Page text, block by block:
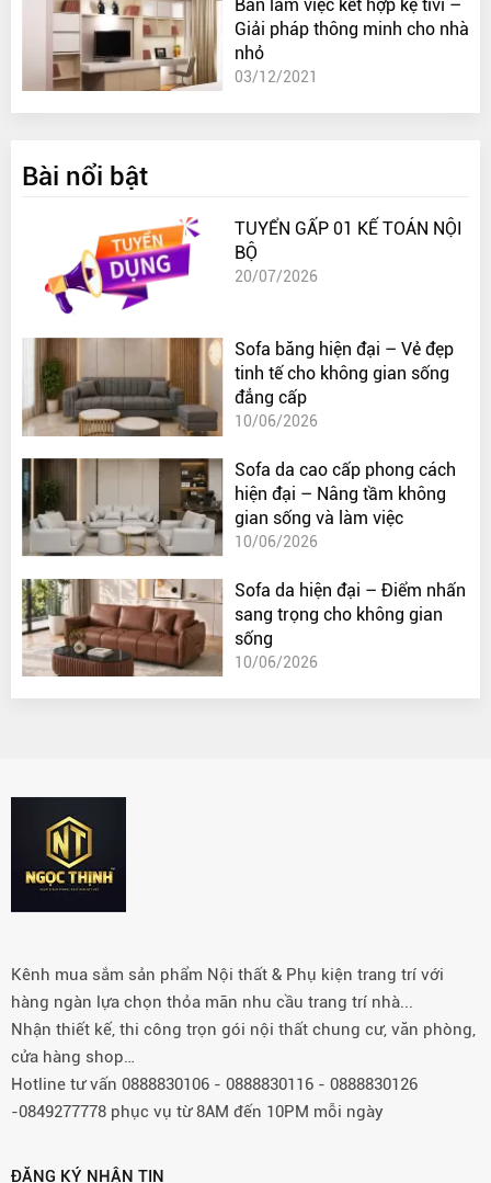
Bàn làm việc kết hợp kệ tivi –
Giải pháp thông minh cho nhà
nhỏ
03/12/2021
Bài nổi bật
TUYỂN GẤP 01 KẾ TOÁN NỘI
BỘ
20/07/2026
Sofa băng hiện đại – Vẻ đẹp
tinh tế cho không gian sống
đẳng cấp
10/06/2026
Sofa da cao cấp phong cách
hiện đại – Nâng tầm không
gian sống và làm việc
10/06/2026
Sofa da hiện đại – Điểm nhấn
sang trọng cho không gian
sống
10/06/2026
Kênh mua sắm sản phẩm Nội thất & Phụ kiện trang trí với
hàng ngàn lựa chọn thỏa mãn nhu cầu trang trí nhà...
Nhận thiết kế, thi công trọn gói nội thất chung cư, văn phòng,
cửa hàng shop…
Hotline tư vấn 0888830106 - 0888830116 - 0888830126
-0849277778 phục vụ từ 8AM đến 10PM mỗi ngày
ĐĂNG KÝ NHẬN TIN